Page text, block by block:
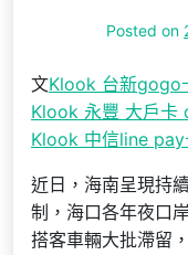
Posted on
文Klook 台新gogo
Klook 永豐 大戶卡
Klook 中信line pay
近日，海南呈現持
制，海口各年夜口
搭客車輛大批滯留，